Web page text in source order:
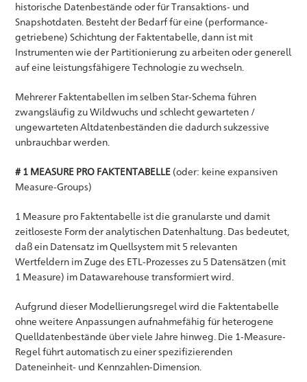
historische Datenbestände oder für Transaktions- und
Snapshotdaten. Besteht der Bedarf für eine (performance-
getriebene) Schichtung der Faktentabelle, dann ist mit
Instrumenten wie der Partitionierung zu arbeiten oder generell
auf eine leistungsfähigere Technologie zu wechseln.
Mehrerer Faktentabellen im selben Star-Schema führen
zwangsläufig zu Wildwuchs und schlecht gewarteten /
ungewarteten Altdatenbeständen die dadurch sukzessive
unbrauchbar werden.
# 1 MEASURE PRO FAKTENTABELLE (oder: keine expansiven
Measure-Groups)
1 Measure pro Faktentabelle ist die granularste und damit
zeitloseste Form der analytischen Datenhaltung. Das bedeutet,
daß ein Datensatz im Quellsystem mit 5 relevanten
Wertfeldern im Zuge des ETL-Prozesses zu 5 Datensätzen (mit
1 Measure) im Datawarehouse transformiert wird.
Aufgrund dieser Modellierungsregel wird die Faktentabelle
ohne weitere Anpassungen aufnahmefähig für heterogene
Quelldatenbestände über viele Jahre hinweg. Die 1-Measure-
Regel führt automatisch zu einer spezifizierenden
Dateneinheit- und Kennzahlen-Dimension.